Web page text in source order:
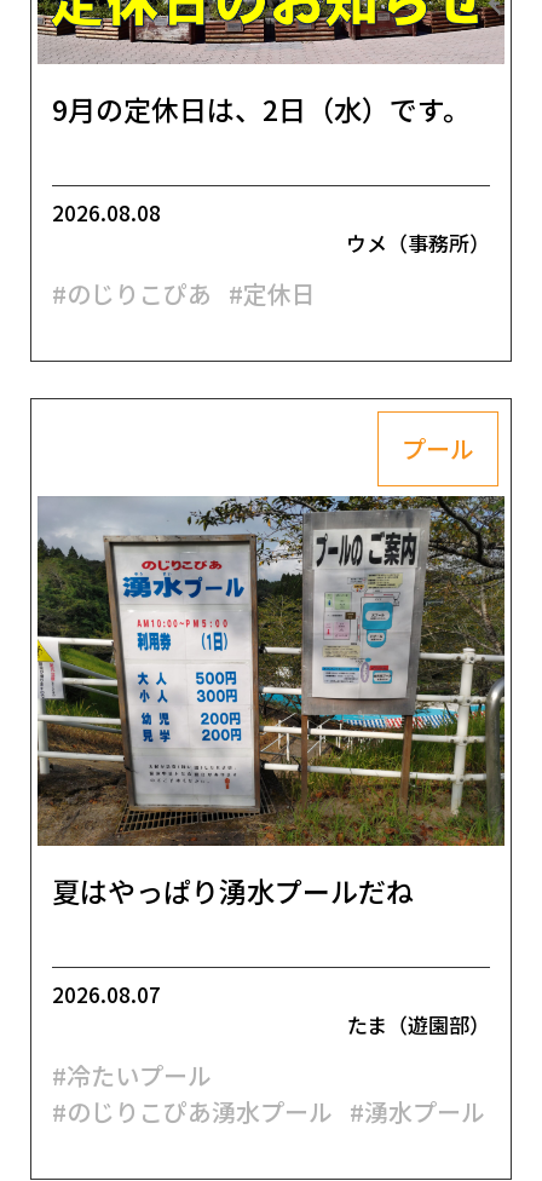
9月の定休日は、2日（水）です。
2026.08.08
ウメ（事務所）
#のじりこぴあ #定休日
プール
夏はやっぱり湧水プールだね
2026.08.07
たま（遊園部）
#冷たいプール
#のじりこぴあ湧水プール #湧水プール